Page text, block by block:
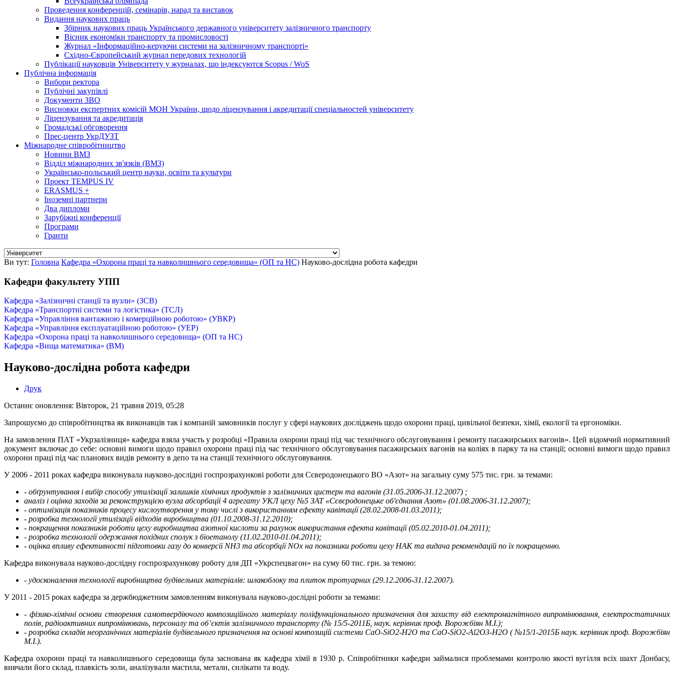
Проведення конференцій, семінарів, нарад та виставок
Видання наукових праць
Збірник наукових праць Українського державного університету залізничного транспорту
Вісник економіки транспорту та промисловості
Журнал «Інформаційно-керуючи системи на залізничному транспорті»
Східно-Європейський журнал передових технологій
Публікації науковців Університету у журналах, що індексуются Scopus / WoS
Публічна інформація
Вибори ректора
Публічні закупівлі
Документи ЗВО
Висновки експертних комісій МОН України, щодо ліцензування і акредитації спеціальностей університету
Ліцензування та акредитація
Громадські обговорення
Прес-центр УкрДУЗТ
Міжнародне співробітництво
Новини ВМЗ
Відділ міжнародних зв'язків (ВМЗ)
Українсько-польський центр науки, освіти та культури
Проект TEMPUS IV
ERASMUS +
Іноземні партнери
Два дипломи
Зарубіжні конференції
Програми
Гранти
Ви тут: Головна Кафедра «Охорона праці та навколишнього середовища» (ОП та НС) Науково-дослідна робота кафедри
Кафедри факультету УПП
Кафедра «Залізничні станції та вузли» (ЗСВ)
Кафедра «Транспортні системи та логістика» (ТСЛ)
Кафедра «Управління вантажною і комерційною роботою» (УВКР)
Кафедра «Управління експлуатаційною роботою» (УЕР)
Кафедра «Охорона праці та навколишнього середовища» (ОП та НС)
Кафедра «Вища математика» (ВМ)
Науково-дослідна робота кафедри
Друк
Останнє оновлення: Вівторок, 21 травня 2019, 05:28
Запрошуємо до співробітництва як виконавців так і компаній замовників послуг у сфері наукових досліджень щодо охорони праці, цивільної безпеки, хімії, екології та ергономіки.
На замовлення ПАТ «Укрзалізниця» кафедра взяла участь у розробці «Правила охорони праці під час технічного обслуговування і ремонту пасажирських вагонів». Цей відомчий нормативний
документ включає до себе: основні вимоги щодо правил охорони праці під час технічного обслуговування пасажирських вагонів на коліях в парку та на станції; основні вимоги щодо правил
охорони праці під час планових видів ремонту в депо та на станції технічного обслуговування.
У 2006 - 2011 роках кафедра виконувала науково-дослідні госпрозрахункові роботи для Сєверодонецького ВО «Азот» на загальну суму 575 тис. грн. за темами:
- обґрунтування і вибір способу утилізації залишків хімічних продуктів з залізничних цистерн та вагонів (31.05.2006-31.12.2007) ;
аналіз і оцінка заходів за реконструкцією вузла абсорбації 4 агрегату УКЛ цеху №5 ЗАТ «Сєвєродонецьке об'єднання Азот» (01.08.2006-31.12.2007);
- оптимізація показників процесу кислоутворення у тому числі з використанням ефекту кавітації (28.02.2008-01.03.2011);
- розробка технології утилізації відходів виробництва (01.10.2008-31.12.2010);
- покращення показників роботи цеху виробництва азотної кислоти за рахунок використання ефекта кавітації (05.02.2010-01.04.2011);
- розробка технології одержання похідних сполук з біоетанолу (11.02.2010-01.04.2011);
- оцінка впливу ефективності підготовки газу до конверсії NH3 та абсорбції NOx на показники роботи цеху НАК та видача рекомендацій по їх покращенню.
Кафедра виконувала науково-дослідну госпрозрахункову роботу для ДП «Укрспецвагон» на суму 60 тис. грн. за темою:
- удосконалення технології виробництва будівельних матеріалів: шлакоблоку та плиток тротуарних (29.12.2006-31.12.2007).
У 2011 - 2015 роках кафедра за держбюджетним замовленням виконувала науково-дослідні роботи за темами:
- фізико-хімічні основи створення самотвердіючого композиційного матеріалу поліфункціонального призначення для захисту від електромагнітного випромінювання, електростатичних
полів, радіоактивних випромінювань, персоналу та об’єктів залізничного транспорту (№ 15/5-2011Б, наук. керівник проф. Ворожбіян М.І.);
- розробка складів неорганічних матеріалів будівельного призначення на основі композицій системи CaO-SiO2-H2O та CaO-SiO2-Al2O3-H2O ( №15/1-2015Б наук. керівник проф. Ворожбіян
М.І.).
Кафедра охорони праці та навколишнього середовища була заснована як кафедра хімії в 1930 р. Співробітники кафедри займалися проблемами контролю якості вугілля всіх шахт Донбасу,
вивчали його склад, плавкість золи, аналізували мастила, метали, силікати та воду.